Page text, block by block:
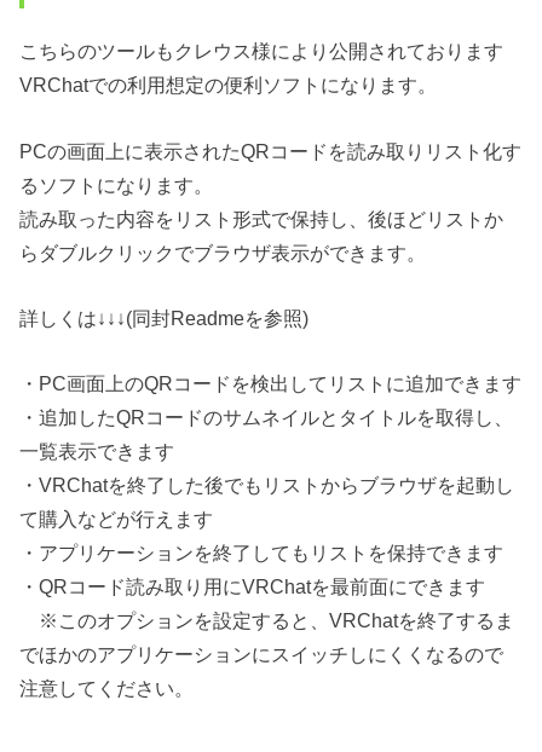
こちらのツールもクレウス様により公開されております
VRChatでの利用想定の便利ソフトになります。
PCの画面上に表示されたQRコードを読み取りリスト化す
るソフトになります。
読み取った内容をリスト形式で保持し、後ほどリストか
らダブルクリックでブラウザ表示ができます。
詳しくは↓↓↓(同封Readmeを参照)
・PC画面上のQRコードを検出してリストに追加できます
・追加したQRコードのサムネイルとタイトルを取得し、
一覧表示できます
・VRChatを終了した後でもリストからブラウザを起動し
て購入などが行えます
・アプリケーションを終了してもリストを保持できます
・QRコード読み取り用にVRChatを最前面にできます
※このオプションを設定すると、VRChatを終了するま
でほかのアプリケーションにスイッチしにくくなるので
注意してください。